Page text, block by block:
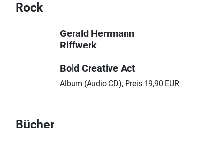
Rock
Gerald Herrmann
Riffwerk
Bold Creative Act
Album (Audio CD), Preis 19,90 EUR
Bücher